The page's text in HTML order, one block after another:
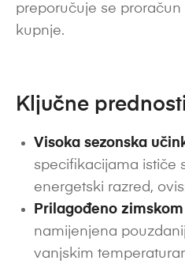
preporučuje se
kupnje.
Ključne prednosti
Visoka sezonska
specifikacijama ističe
energetski razred,
Prilagođeno
namijenjena
vanjskim